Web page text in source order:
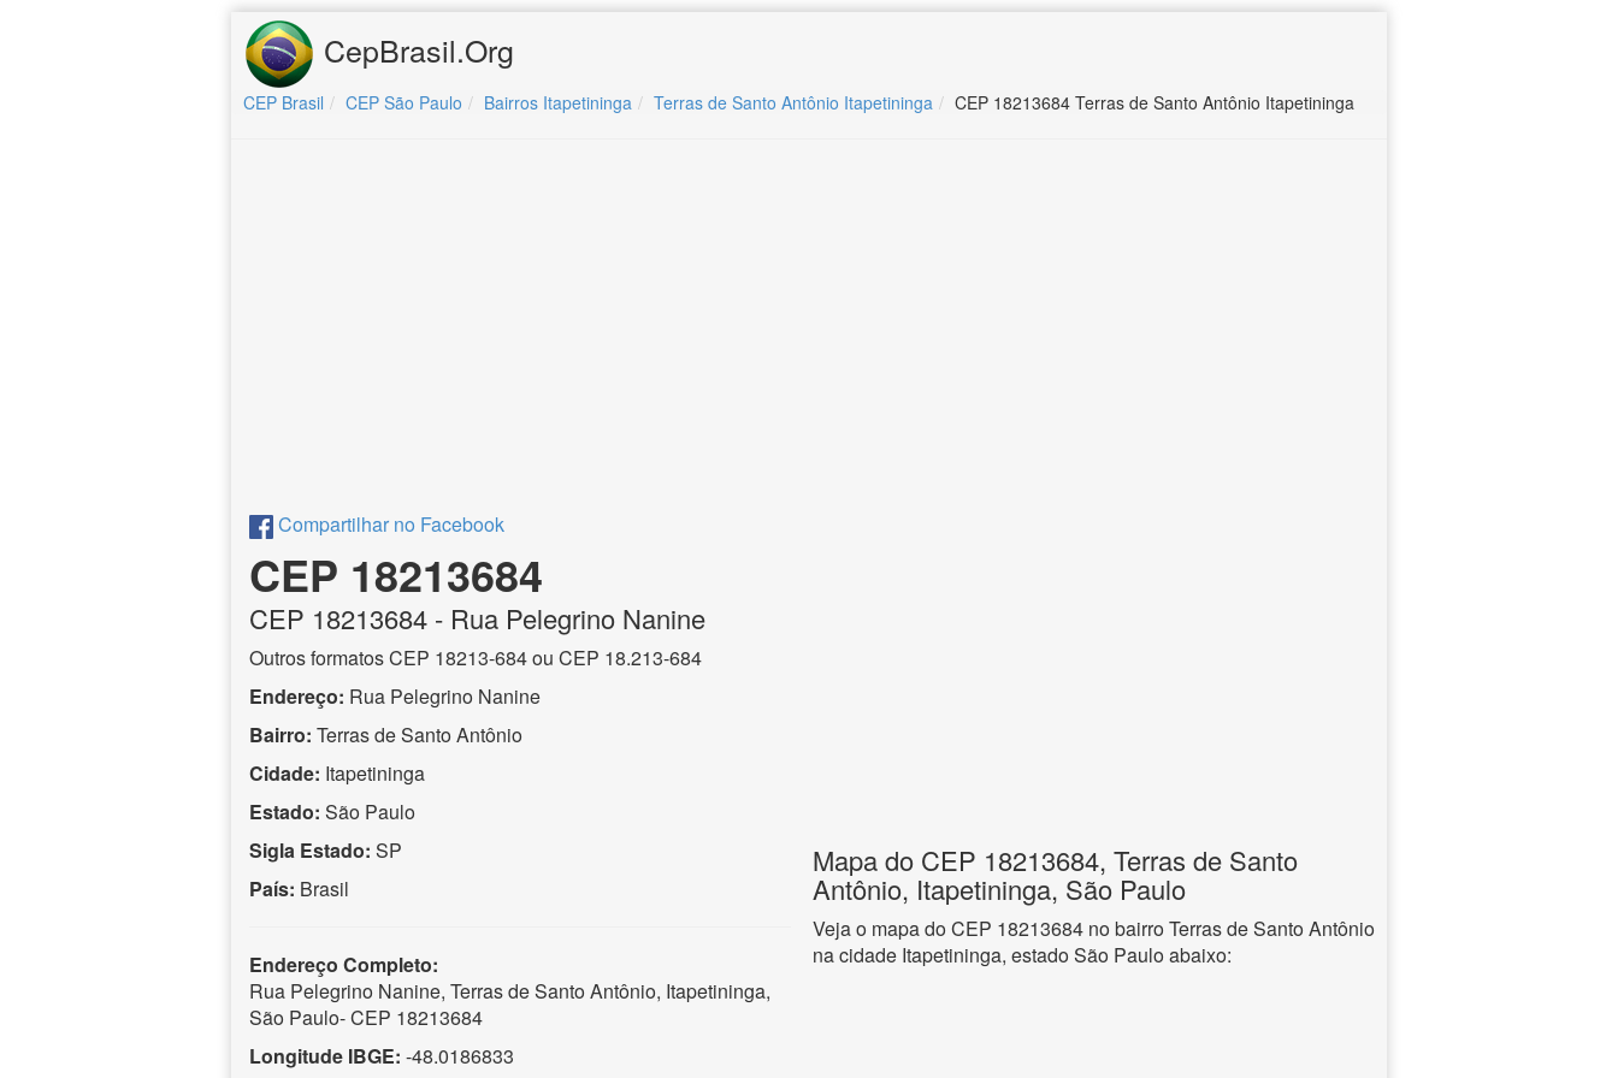
CepBrasil.Org
CEP Brasil CEP São Paulo Bairros Itapetininga Terras de Santo Antônio Itapetininga CEP 18213684 Terras de Santo Antônio Itapetininga
Compartilhar no Facebook
CEP 18213684
CEP 18213684 - Rua Pelegrino Nanine
Outros formatos CEP 18213-684 ou CEP 18.213-684
Endereço: Rua Pelegrino Nanine
Bairro: Terras de Santo Antônio
Cidade: Itapetininga
Estado: São Paulo
Sigla Estado: SP
País: Brasil
Endereço Completo:
Rua Pelegrino Nanine, Terras de Santo Antônio, Itapetininga,
São Paulo- CEP 18213684
Longitude IBGE: -48.0186833
Mapa do CEP 18213684, Terras de Santo
Antônio, Itapetininga, São Paulo
Veja o mapa do CEP 18213684 no bairro Terras de Santo Antônio
na cidade Itapetininga, estado São Paulo abaixo: